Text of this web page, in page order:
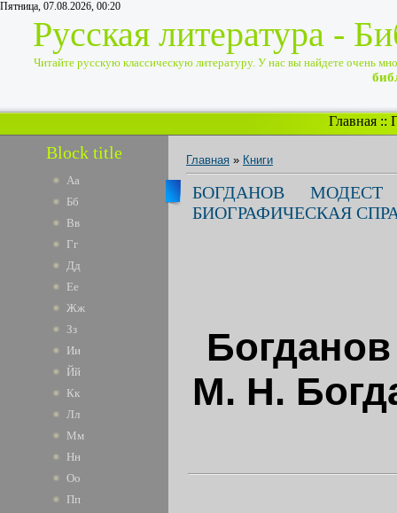
Пятница, 07.08.2026, 00:20
Русская литература -
Читайте русскую классическую литературу. У нас вы найдете очень
Главная ::
Block title
Аа
Бб
Вв
Гг
Дд
Ее
Жж
Зз
Ии
Йй
Кк
Лл
Мм
Нн
Оо
Пп
Главная » Книги
БОГДАНОВ
БИОГРАФИЧЕСКАЯ
М. Н.